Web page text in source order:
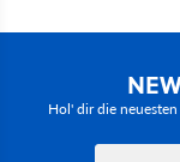
Hol' dir die